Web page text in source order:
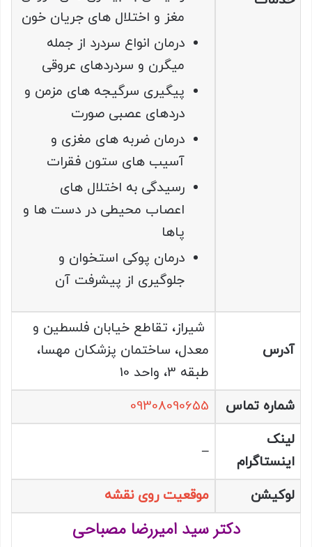
مغز و اختلال های جريان خون
درمان انواع سردرد از جمله
ميگرن و سردردهای عروقی
پيگيری سرگيجه های مزمن و
دردهای عصبی صورت
درمان ضربه های مغزی و
آسيب های ستون فقرات
رسيدگی به اختلال های
اعصاب محيطی در دست ها و
پاها
درمان پوکی استخوان و
جلوگيری از پيشرفت آن
آدرس
شیراز، تقاطع خیابان فلسطین و
معدل، ساختمان پزشکان مهسا،
طبقه 3، واحد 10
شماره تماس
09308090655
لینک
اینستاگرام
–
لوکیشن موقعیت روی نقشه
دکتر سید امیررضا مصباحی